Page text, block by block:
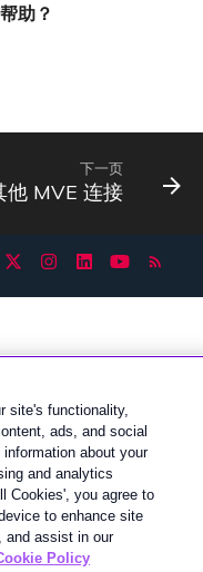
助？
下一页
他 MVE 连接
site's functionality,
ads, and social
about your
and analytics
Cookies', you agree to
to enhance site
and assist in our
Policy